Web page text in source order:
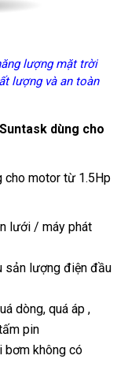
lượng mặt trời
lượng và an toàn
dùng cho
cho motor từ 1.5Hp
lưới / máy phát
sản lượng điện đầu
dòng, quá áp ,
pin
bơm không có